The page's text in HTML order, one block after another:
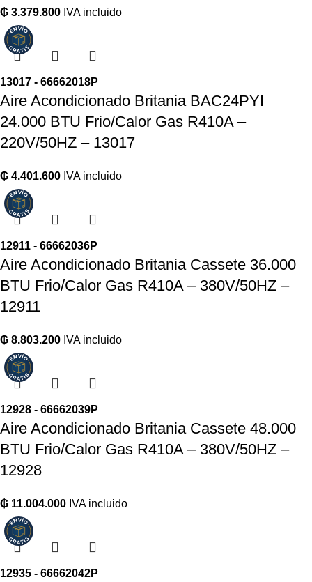
₲ 3.379.800 IVA incluido
13017 - 66662018P
Aire Acondicionado Britania BAC24PYI
24.000 BTU Frio/Calor Gas R410A –
220V/50HZ – 13017
₲ 4.401.600 IVA incluido
12911 - 66662036P
Aire Acondicionado Britania Cassete 36.000
BTU Frio/Calor Gas R410A – 380V/50HZ –
12911
₲ 8.803.200 IVA incluido
12928 - 66662039P
Aire Acondicionado Britania Cassete 48.000
BTU Frio/Calor Gas R410A – 380V/50HZ –
12928
₲ 11.004.000 IVA incluido
12935 - 66662042P